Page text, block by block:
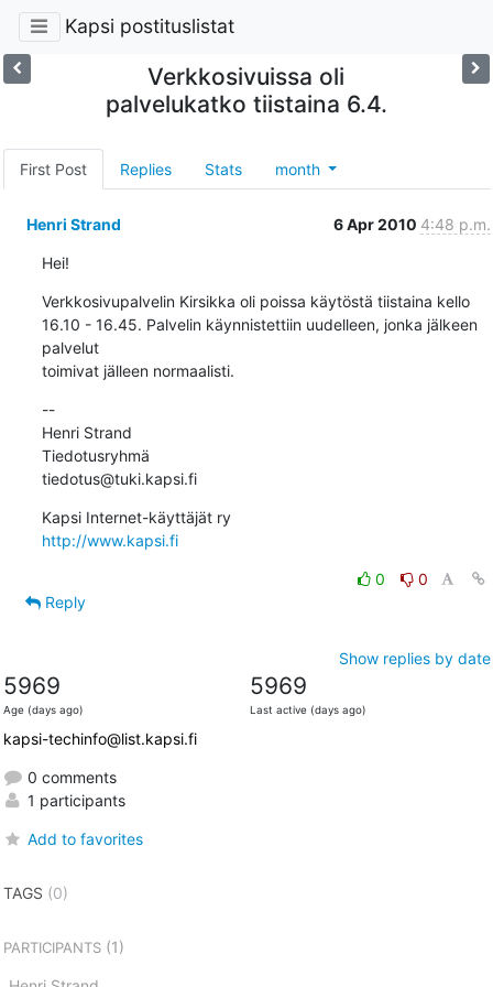
Kapsi postituslistat
Verkkosivuissa oli
palvelukatko tiistaina 6.4.
First Post Replies Stats month
Henri Strand 6 Apr 2010 4:48 p.m.
Hei!
Verkkosivupalvelin Kirsikka oli poissa käytöstä tiistaina kello
16.10 - 16.45. Palvelin käynnistettiin uudelleen, jonka jälkeen
palvelut
toimivat jälleen normaalisti.
--
Henri Strand
Tiedotusryhmä
tiedotus@tuki.kapsi.fi
Kapsi Internet-käyttäjät ry
http://www.kapsi.fi
0
0
Reply
Show replies by date
5969
Age (days ago)
5969
Last active (days ago)
kapsi-techinfo@list.kapsi.fi
0 comments
1 participants
Add to favorites
TAGS (0)
PARTICIPANTS(1)